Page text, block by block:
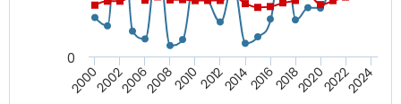
200020022006200820102012201420162018202020222024
0